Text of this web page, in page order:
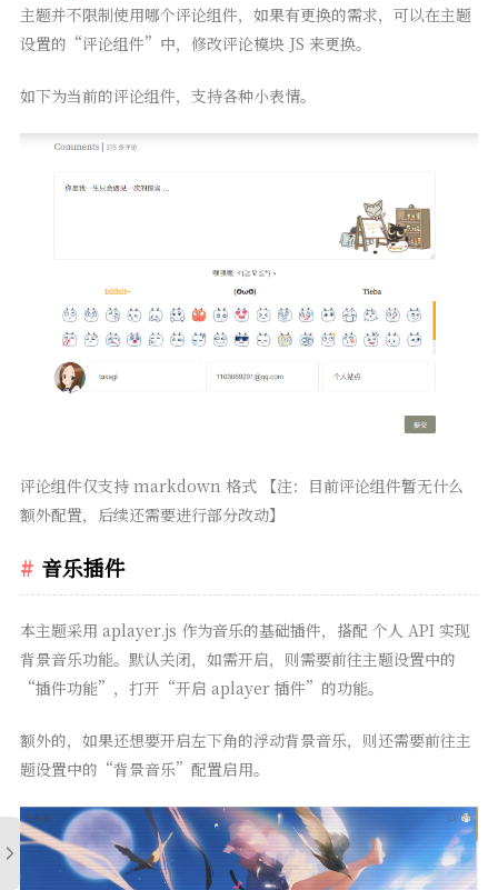
主题并不限制使用哪个评论组件，如果有更换的需求，可以在主题
设置的“评论组件”中，修改评论模块 JS 来更换。
如下为当前的评论组件，支持各种小表情。
评论组件仅支持 markdown 格式 【注：目前评论组件暂无什么
额外配置，后续还需要进行部分改动】
音乐插件
本主题采用 aplayer.js 作为音乐的基础插件，搭配 个人 API 实现
背景音乐功能。默认关闭，如需开启，则需要前往主题设置中的
“插件功能”，打开“开启 aplayer 插件”的功能。
额外的，如果还想要开启左下角的浮动背景音乐，则还需要前往主
题设置中的“背景音乐”配置启用。